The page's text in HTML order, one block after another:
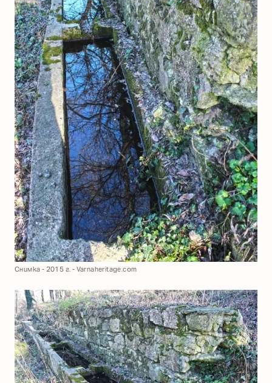
Снимка - 2015 г. - Varnaheritage.com